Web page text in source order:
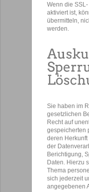
Wenn die
aktiviert ist,
übermitteln,
werden.
Sie haben im
gesetzlichen
Recht auf
gespeicherten
deren
der
Berichtigung,
Daten. Hierzu
Thema
sich jederzeit
angegebenen